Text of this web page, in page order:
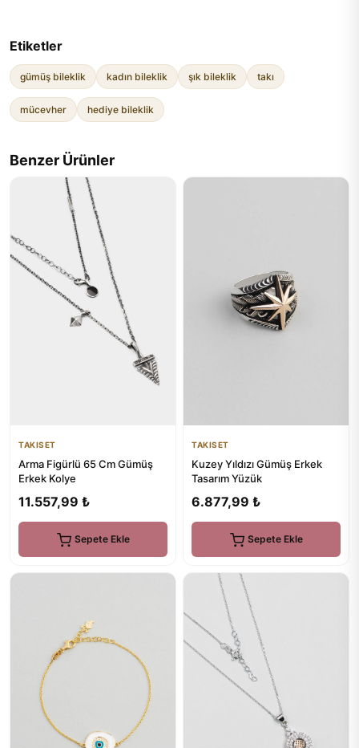
Etiketler
gümüş bileklik kadın bileklik şık bileklik takı
mücevher hediye bileklik
Benzer Ürünler
TAKISET
Arma Figürlü 65 Cm Gümüş
Erkek Kolye
11.557,99 ₺
Sepete Ekle
TAKISET
Kuzey Yıldızı Gümüş Erkek
Tasarım Yüzük
6.877,99 ₺
Sepete Ekle